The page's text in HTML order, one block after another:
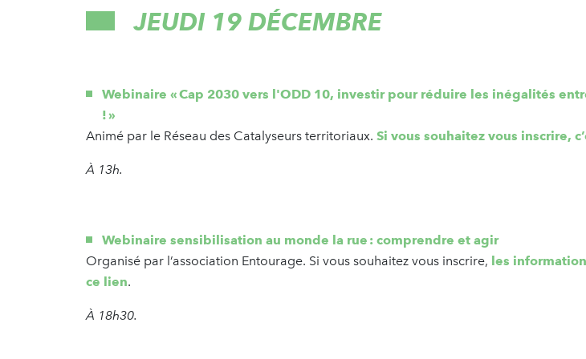
JEUDI 19 DÉCEMBRE
Webinaire « Cap 2030 vers l'ODD 10, investir pour réduire les inégalités
! »
Animé par le Réseau des Catalyseurs territoriaux. Si vous souhaitez vous inscrire,
À 13h.
Webinaire sensibilisation au monde la rue : comprendre et agir
Organisé par l’association Entourage. Si vous souhaitez vous inscrire, les
ce lien.
À 18h30.